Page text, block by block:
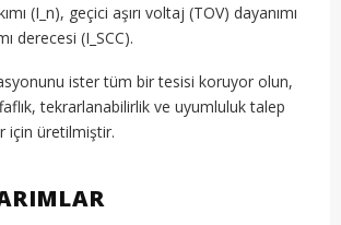
(I_n), geçici aşırı voltaj (TOV) dayanımı
derecesi (I_SCC).
ister tüm bir tesisi koruyor olun,
tekrarlanabilirlik ve uyumluluk talep
için üretilmiştir.